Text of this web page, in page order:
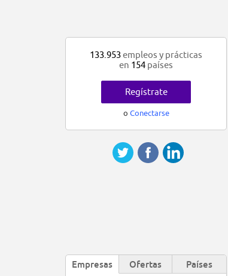
133.953empleos y prácticas
en 154 países
Regístrate
o Conectarse
Empresas Ofertas Países